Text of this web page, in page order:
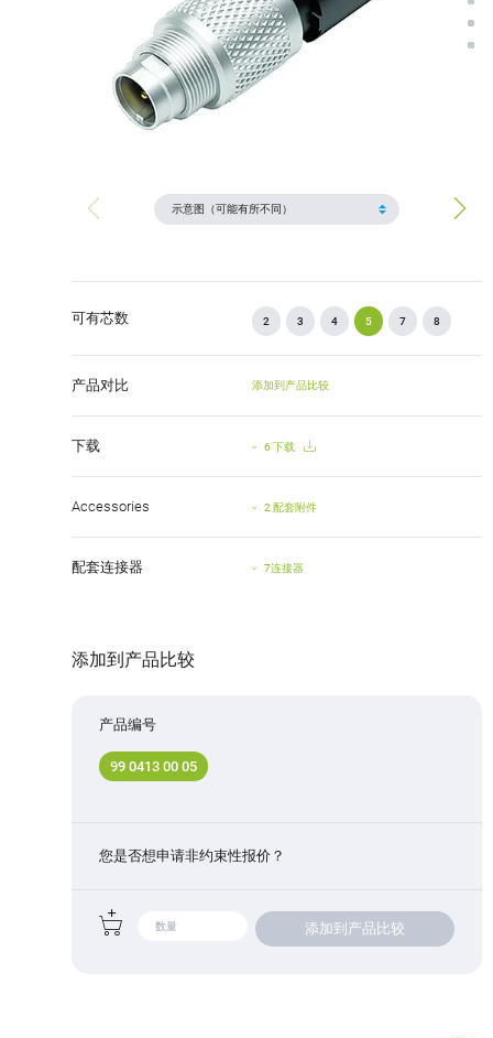
可有芯数 2 3 4 5 7 8
产品对比 添加到产品比较
下载 6 下载
Accessories 2 配套附件
配套连接器 7连接器
添加到产品比较
产品编号
99 0413 00 05
您是否想申请非约束性报价？
添加到产品比较